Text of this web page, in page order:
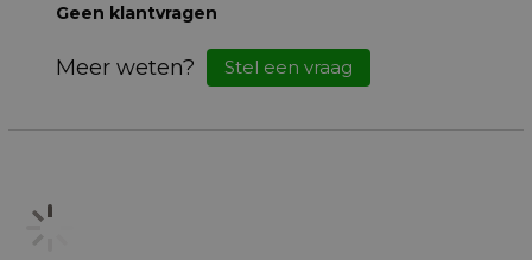
Geen klantvragen
Meer weten? Stel een vraag